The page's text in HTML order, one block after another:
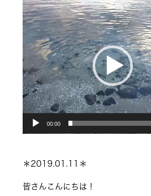
動
画
プ
レ
ー
ヤ
ー
00:00
＊2019.01.11＊
皆さんこんにちは！